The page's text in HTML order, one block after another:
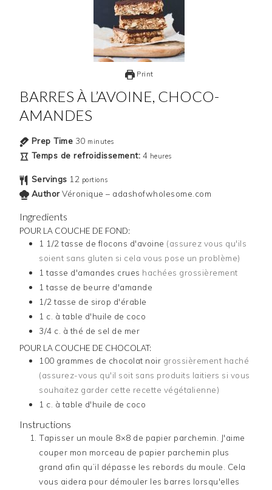
Print
BARRES À L’AVOINE, CHOCO-
AMANDES
Prep Time 30 minutes
Temps de refroidissement: 4 heures
Servings 12 portions
Author Véronique – adashofwholesome.com
Ingredients
POUR LA COUCHE DE FOND:
1 1/2 tasse de flocons d'avoine (assurez vous qu'ils
soient sans gluten si cela vous pose un problème)
1 tasse d'amandes crues hachées grossièrement
1 tasse de beurre d'amande
1/2 tasse de sirop d'érable
1 c. à table d'huile de coco
3/4 c. à thé de sel de mer
POUR LA COUCHE DE CHOCOLAT:
100 grammes de chocolat noir grossièrement haché
(assurez-vous qu'il soit sans produits laitiers si vous
souhaitez garder cette recette végétalienne)
1 c. à table d'huile de coco
Instructions
Tapisser un moule 8×8 de papier parchemin. J'aime
couper mon morceau de papier parchemin plus
grand afin qu’il dépasse les rebords du moule. Cela
vous aidera pour démouler les barres lorsqu'elles